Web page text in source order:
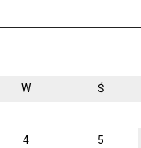
W Ś
4 5